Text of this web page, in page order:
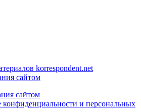
korrespondent.net
сайтом
сайтом
конфиденциальности и персональных